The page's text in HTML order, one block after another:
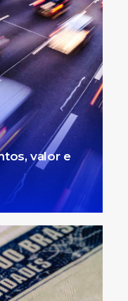
valor e